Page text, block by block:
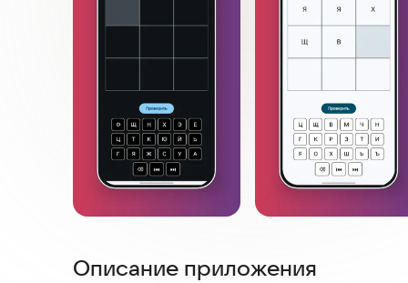
Описание приложения